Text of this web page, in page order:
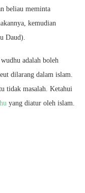
beliau meminta
kemudian
Daud).
adalah boleh
dilarang dalam islam.
tidak masalah. Ketahui
yang diatur oleh islam.